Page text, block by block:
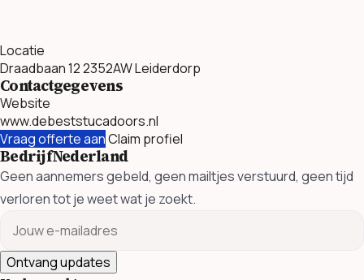
Locatie
Draadbaan 12 2352AW Leiderdorp
Contactgegevens
Website
www.debeststucadoors.nl
Vraag offerte aanClaim profiel
BedrijfNederland
Geen aannemers gebeld, geen mailtjes verstuurd, geen tijd
verloren tot je weet wat je zoekt.
Ontvang updates